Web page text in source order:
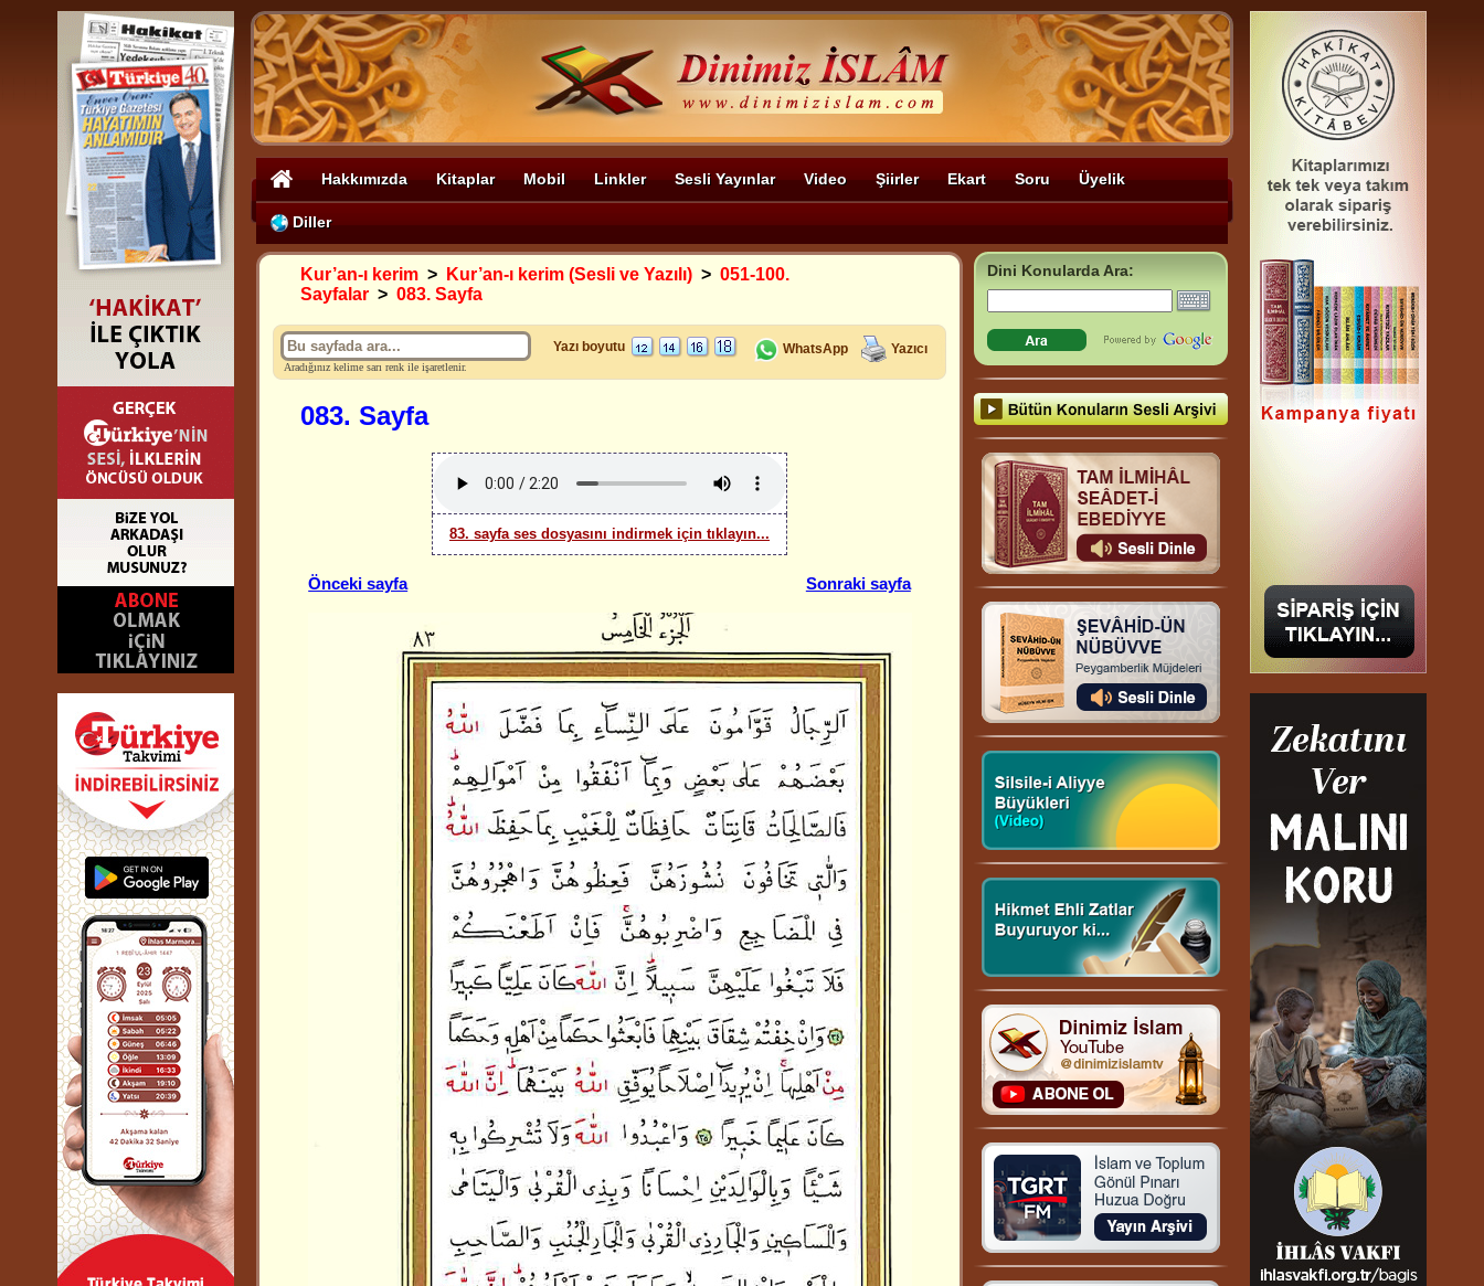
Hakkımızda Kitaplar Mobil Linkler Sesli Yayınlar Video Şiirler Ekart Soru Üyelik
Diller
Kur’an-ı kerim > Kur’an-ı kerim (Sesli ve Yazılı) > 051-100.
Sayfalar > 083. Sayfa
Aradığınız kelime sarı renk ile işaretlenir.
Yazı boyutu WhatsApp Yazıcı
083. Sayfa
83. sayfa ses dosyasını indirmek için tıklayın...
Önceki sayfa Sonraki sayfa
Dini Konularda Ara: